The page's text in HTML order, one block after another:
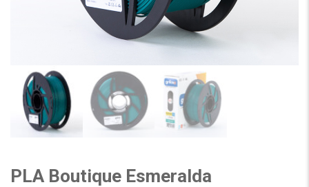
PLA Boutique Esmeralda